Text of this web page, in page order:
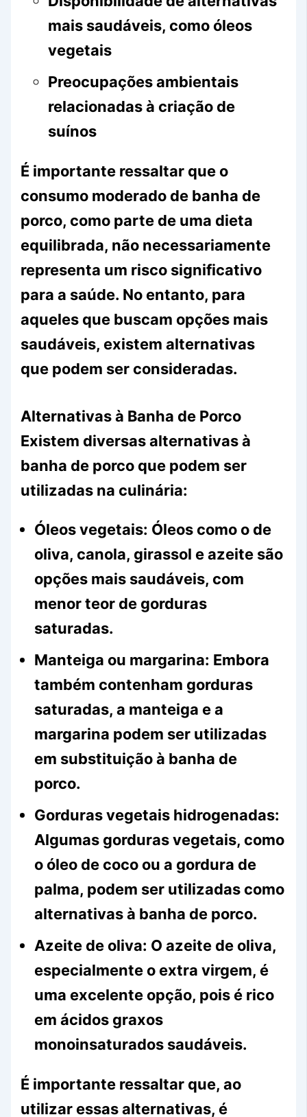
mais saudáveis, como óleos
vegetais
Preocupações ambientais
relacionadas à criação de
suínos
É importante ressaltar que o
consumo moderado de banha de
porco, como parte de uma dieta
equilibrada, não necessariamente
representa um risco significativo
para a saúde. No entanto, para
aqueles que buscam opções mais
saudáveis, existem alternativas
que podem ser consideradas.
Alternativas à Banha de Porco
Existem diversas alternativas à
banha de porco que podem ser
utilizadas na culinária:
Óleos vegetais: Óleos como o de
oliva, canola, girassol e azeite são
opções mais saudáveis, com
menor teor de gorduras
saturadas.
Manteiga ou margarina: Embora
também contenham gorduras
saturadas, a manteiga e a
margarina podem ser utilizadas
em substituição à banha de
porco.
Gorduras vegetais hidrogenadas:
Algumas gorduras vegetais, como
o óleo de coco ou a gordura de
palma, podem ser utilizadas como
alternativas à banha de porco.
Azeite de oliva: O azeite de oliva,
especialmente o extra virgem, é
uma excelente opção, pois é rico
em ácidos graxos
monoinsaturados saudáveis.
É importante ressaltar que, ao
utilizar essas alternativas, é